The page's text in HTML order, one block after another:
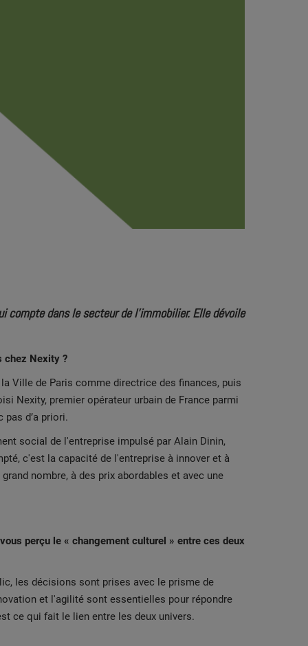
compte dans le secteur de l’immobilier. Elle dévoile
chez Nexity ?
Ville de Paris comme directrice des finances, puis
Nexity, premier opérateur urbain de France parmi
d’a priori.
social de l'entreprise impulsé par Alain Dinin,
c'est la capacité de l'entreprise à innover et à
nombre, à des prix abordables et avec une
perçu le « changement culturel » entre ces deux
les décisions sont prises avec le prisme de
et l'agilité sont essentielles pour répondre
ce qui fait le lien entre les deux univers.